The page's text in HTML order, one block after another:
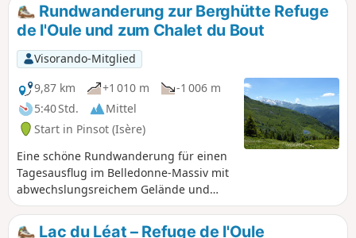
reizvollen Sees bietet.
Rundwanderung zur Berghütte Refuge
de l'Oule und zum Chalet du Bout
Visorando-Mitglied
9,87 km
+1 010 m
-1 006 m
5:40 Std.
Mittel
Start in Pinsot (Isère)
Eine schöne Rundwanderung für einen
Tagesausflug im Belledonne-Massiv mit
abwechslungsreichem Gelände und
vielfältigen Landschaften. Die Berghütte
kann als Etappenziel für alpinere
Lac du Léat – Refuge de l'Oule